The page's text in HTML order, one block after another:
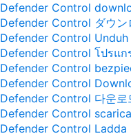
Defender Control
Defender Control ダウン
Defender Control Unduh
Defender Control โปรแ
Defender Control
Defender Control
Defender Control 다운로
Defender Control scarica
Defender Control Ladda